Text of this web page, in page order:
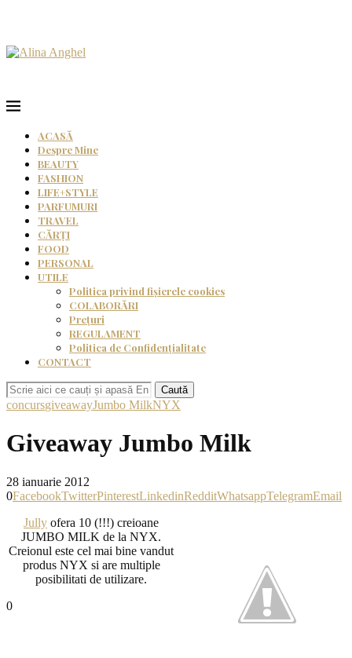
ACASĂ
Despre Mine
BEAUTY
FASHION
LIFE+STYLE
PARFUMURI
TRAVEL
CĂRȚI
FOOD
PERSONAL
UTILE
Politica privind fișierele cookies
COLABORĂRI
Prețuri
REGULAMENT
Politica de Confidențialitate
CONTACT
Caută
concursgiveawayJumbo MilkNYX
Giveaway Jumbo Milk
28 ianuarie 2012
0FacebookTwitterPinterestLinkedinRedditWhatsappTelegramEmail
Jully ofera 10 (!!!) creioane
JUMBO MILK de la NYX.
Creionul este cel mai bine vandut
produs NYX si are multiple
posibilitati de utilizare.
0